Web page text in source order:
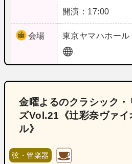
開演：17:00
会場 東京ヤマハホール
金曜よるのクラシック・
ズVol.21《辻彩奈ヴァイ
ル》
弦・管楽器